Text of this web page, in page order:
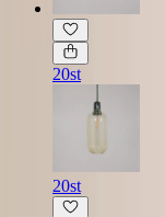
20st
20st